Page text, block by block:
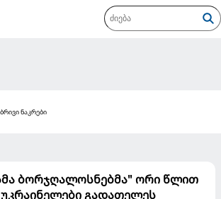
ნაკრები
ბორჯღალოსნებმა" ორი წლით
გადათელეს